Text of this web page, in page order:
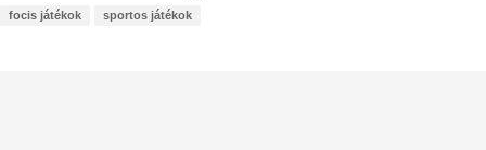
focis játékok sportos játékok